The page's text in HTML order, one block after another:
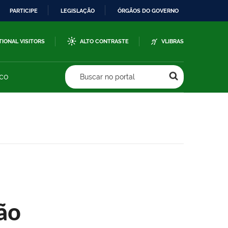
PARTICIPE LEGISLAÇÃO ÓRGÃOS DO GOVERNO
VISITORS ALTO CONTRASTE VLIBRAS
Buscar no portal